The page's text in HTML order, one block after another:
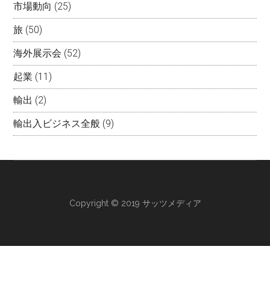
市場動向 (25)
旅 (50)
海外展示会 (52)
起業 (11)
輸出 (2)
輸出入ビジネス全般 (9)
Copyright © 2019 サッツメディア